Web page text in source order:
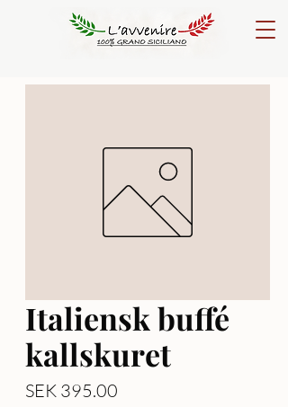
Italiensk buffé
kallskuret
SEK 395.00